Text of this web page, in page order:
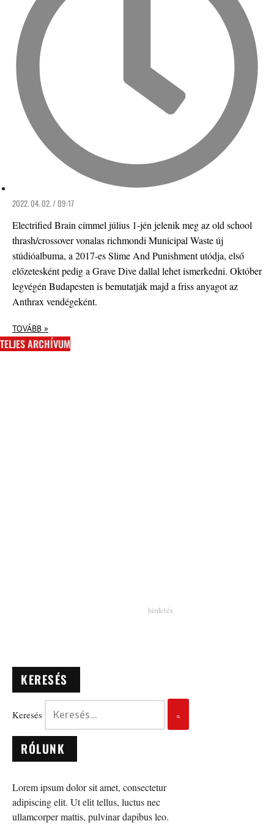
2022. 04. 02. / 09:17
Electrified Brain címmel július 1-jén jelenik meg az old school
thrash/crossover vonalas richmondi Municipal Waste új
stúdióalbuma, a 2017-es Slime And Punishment utódja, első
előzetesként pedig a Grave Dive dallal lehet ismerkedni. Október
legvégén Budapesten is bemutatják majd a friss anyagot az
Anthrax vendégeként.
TOVÁBB »
TELJES ARCHÍVUM
KERESÉS
Keresés
RÓLUNK
Lorem ipsum dolor sit amet, consectetur
adipiscing elit. Ut elit tellus, luctus nec
ullamcorper mattis, pulvinar dapibus leo.